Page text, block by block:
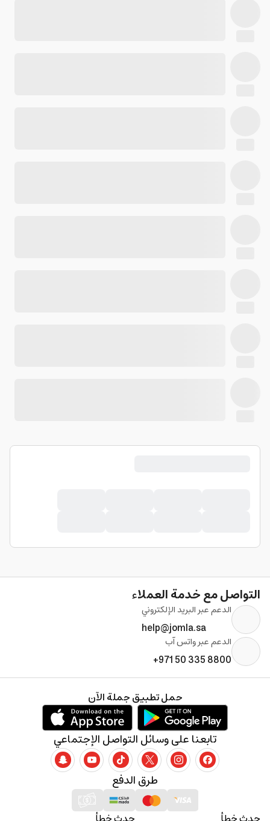
التواصل مع خدمة العملاء
الدعم عبر البريد الإلكتروني
help@jomla.sa
الدعم عبر واتس آب
+971 50 335 8800
طرق الدفع
تابعنا على وسائل التواصل الإجتماعي
حمل تطبيق جملة الآن